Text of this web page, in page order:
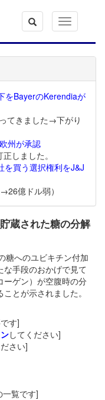
Toggle
navigation
をBayerのKerendiaが
てきました→下がり
州が承認
しました。
を買う選択権利をJ&J
億ドル弱）
蔵された糖の分解
糖へのユビキチン付加
な手段のおかげで見て
ーゲン）が空腹時の分
とが示されました。
す]
してください]
さい]
一覧です]